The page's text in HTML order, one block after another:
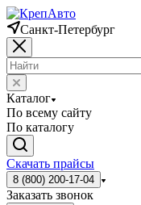
Санкт-Петербург
Каталог
По всему сайту
По каталогу
Скачать прайсы
8 (800) 200-17-04
Заказать звонок